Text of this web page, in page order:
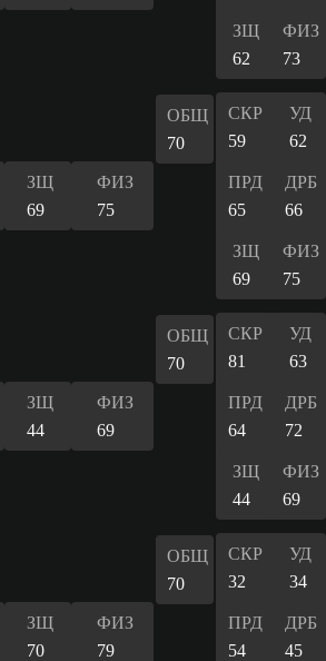
ЗЩ
62
ФИЗ
73
ЗЩ
69
ФИЗ
75
ОБЩ
70
СКР
59
УД
62
ПРД
65
ДРБ
66
ЗЩ
69
ФИЗ
75
ЗЩ
44
ФИЗ
69
ОБЩ
70
СКР
81
УД
63
ПРД
64
ДРБ
72
ЗЩ
44
ФИЗ
69
ЗЩ
70
ФИЗ
79
ОБЩ
70
СКР
32
УД
34
ПРД
54
ДРБ
45